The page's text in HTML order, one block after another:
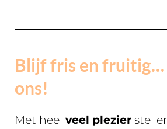
Blijf fris en fruitig…
ons!
Met heel veel plezier